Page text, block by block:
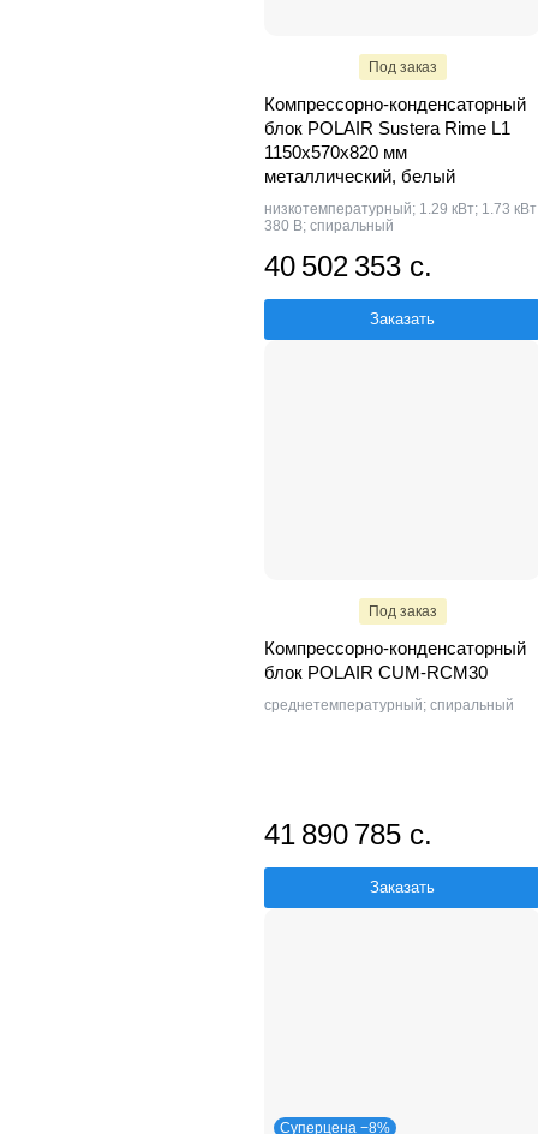
Под заказ
Компрессорно-конденсаторный
блок POLAIR Sustera Rime L1
1150x570x820 мм
металлический, белый
низкотемпературный; 1.29 кВт; 1.73
380 В; спиральный
40 502 353 с.
Заказать
Под заказ
Компрессорно-конденсаторный
блок POLAIR CUM-RCM30
среднетемпературный; спиральный
41 890 785 с.
Заказать
Суперцена −8%